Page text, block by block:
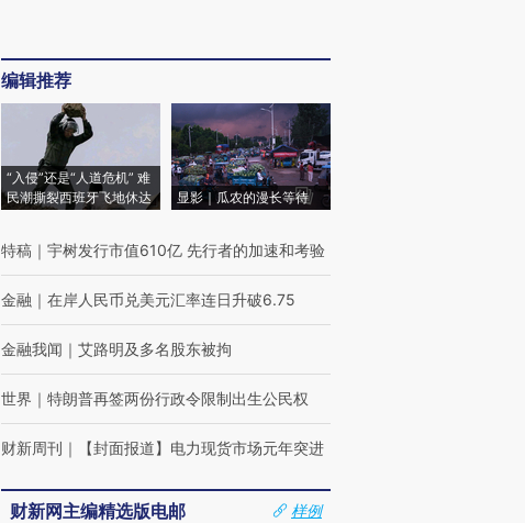
编辑推荐
“入侵”还是“人道危机” 难
民潮撕裂西班牙飞地休达
显影｜瓜农的漫长等待
特稿 ｜ 宇树发行市值610亿 先行者的加速和考验
金融 ｜ 在岸人民币兑美元汇率连日升破6.75
金融我闻 ｜ 艾路明及多名股东被拘
世界 ｜ 特朗普再签两份行政令限制出生公民权
财新周刊 ｜ 【封面报道】电力现货市场元年突进
财新网主编精选版电邮
样例